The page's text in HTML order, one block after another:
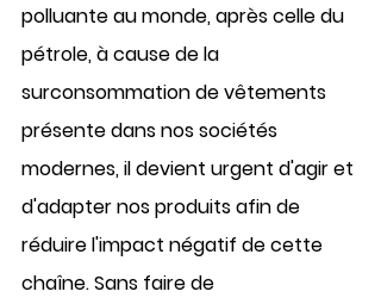
polluante au monde, après celle du
pétrole, à cause de la
surconsommation de vêtements
présente dans nos sociétés
modernes, il devient urgent d'agir et
d'adapter nos produits afin de
réduire l'impact négatif de cette
chaîne. Sans faire de